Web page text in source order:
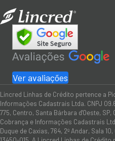
Ver avaliações
Lincred Linhas de Crédito pertence a
Informações Cadastrais Ltda. CNPJ
775, Centro, Santa Bárbara d'Oeste,
Cobrança e Informações Cadastrais
Duque de Caxias, 764, 2º Andar, Sala